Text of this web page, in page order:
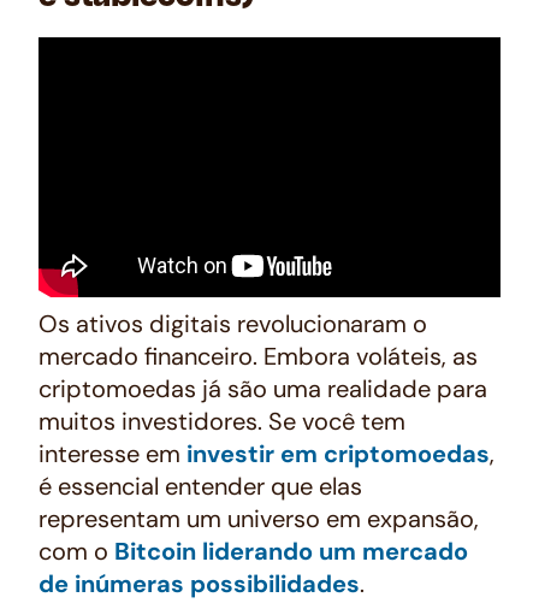
Os ativos digitais revolucionaram o
mercado financeiro. Embora voláteis, as
criptomoedas já são uma realidade para
muitos investidores. Se você tem
interesse em investir em criptomoedas,
é essencial entender que elas
representam um universo em expansão,
com o Bitcoin liderando um mercado
de inúmeras possibilidades.